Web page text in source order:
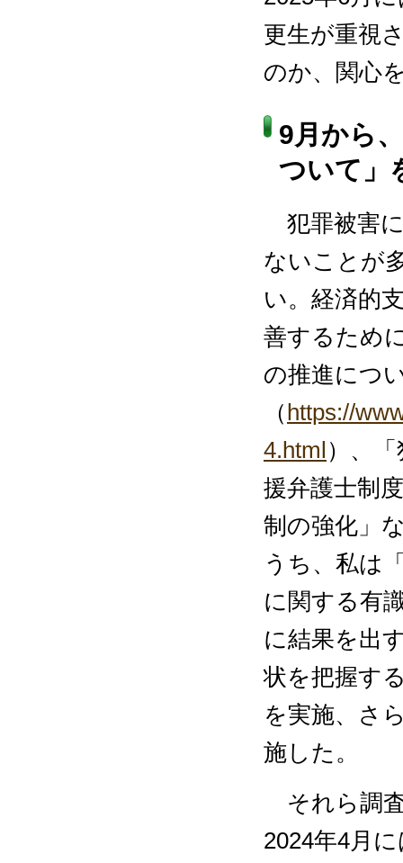
更生が重視
のか、関心
9月から
ついて」
犯罪被害
ないことが
い。経済的
善するため
の推進につ
（https://
4.html ）、
援弁護士制
制の強化」
うち、私は
に関する有
に結果を出
状を把握す
を実施、さ
施した。
それら調
2024年4月